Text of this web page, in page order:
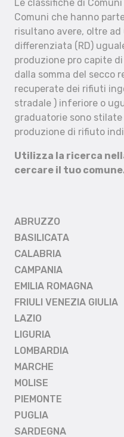
Le classifiche di
Comuni che hanno
risultano avere, oltre
differenziata (RD)
produzione pro capite
dalla somma del secco
recuperate dei rifiuti
stradale ) inferiore o
graduatorie sono stilate
produzione di rifiuto
Utilizza la ricerca
cercare il tuo
ABRUZZO
BASILICATA
CALABRIA
CAMPANIA
EMILIA ROMAGNA
FRIULI VENEZIA GIULIA
LAZIO
LIGURIA
LOMBARDIA
MARCHE
MOLISE
PIEMONTE
PUGLIA
SARDEGNA